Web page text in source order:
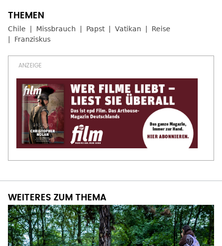
Chile Missbrauch Papst Vatikan
Reise
Franziskus
WEITERES ZUM THEMA